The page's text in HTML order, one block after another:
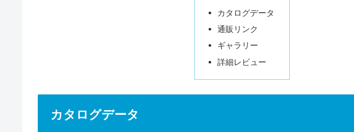
カタログデータ
通販リンク
ギャラリー
詳細レビュー
カタログデータ